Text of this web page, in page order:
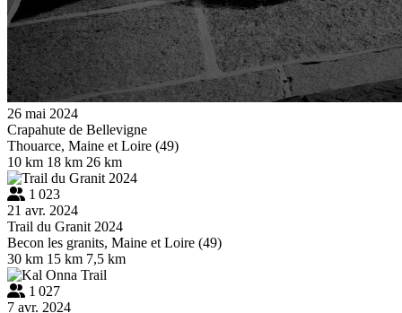
26 mai 2024
Crapahute de Bellevigne
Thouarce, Maine et Loire (49)
10 km 18 km 26 km
1 023
21 avr. 2024
Trail du Granit 2024
Becon les granits, Maine et Loire (49)
30 km 15 km 7,5 km
1 027
7 avr. 2024